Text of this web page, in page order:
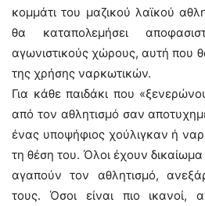
κομμάτι του μαζικού λαϊκού
θα καταπολεμήσει
αγωνιστικούς χώρους, αυτή που
της χρήσης ναρκωτικών.
Για κάθε παιδάκι που
από τον αθλητισμό σαν
ένας υποψήφιος χούλιγκαν ή
τη θέση του. Όλοι έχουν
αγαπούν τον αθλητισμό,
τους. Όσοι είναι πιο ικανοί,